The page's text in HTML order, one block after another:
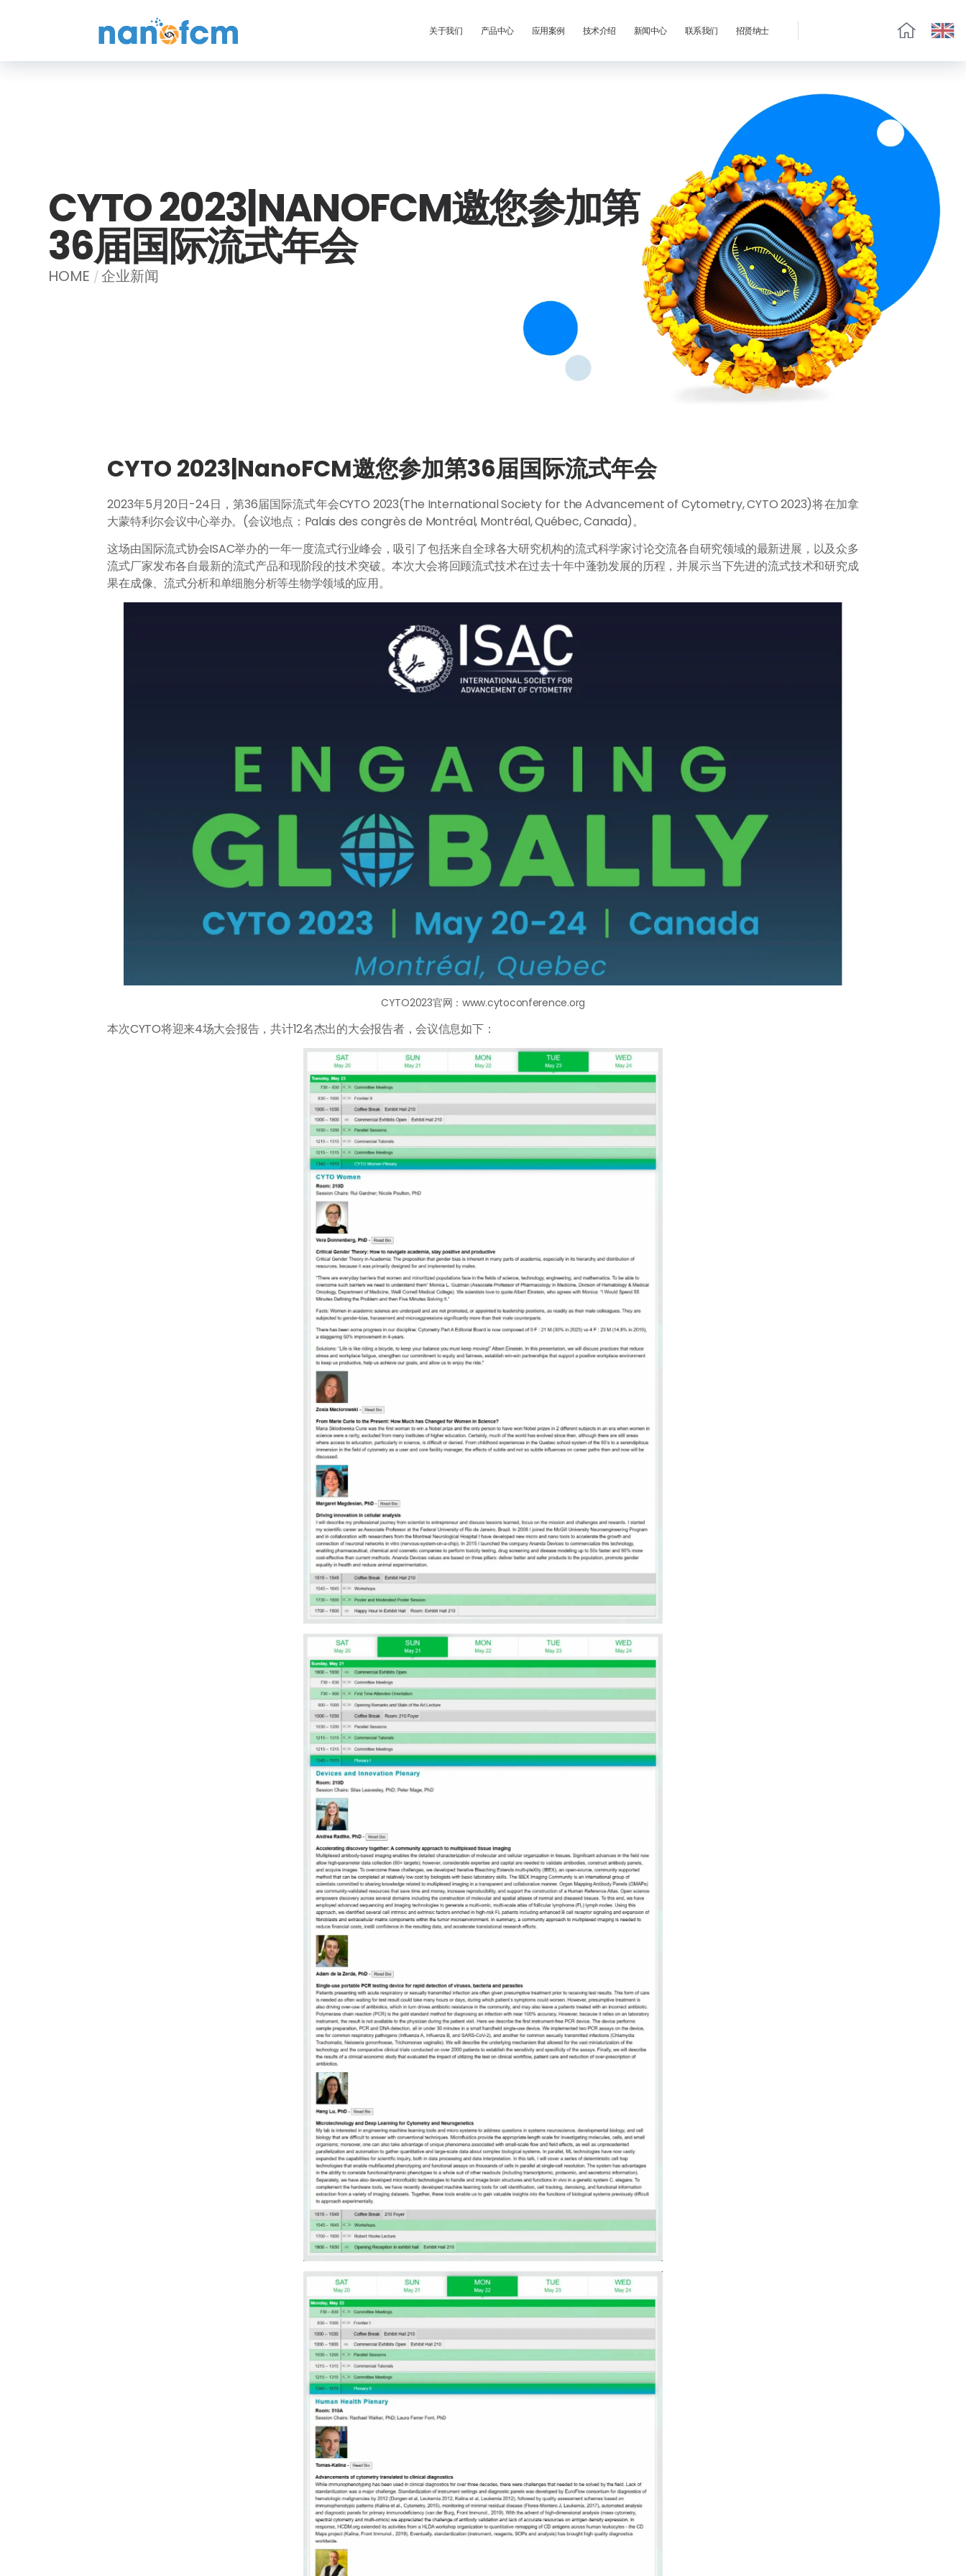
关于我们 产品中心 应用案例 技术介绍 新闻中心 联系我们 招贤纳士
CYTO 2023|NANOFCM邀您参加第
36届国际流式年会
HOME 企业新闻
CYTO 2023|NanoFCM邀您参加第36届国际流式年会
2023年5月20日-24日，第36届国际流式年会CYTO 2023(The International Society for the Advancement of Cytometry, CYTO 2023)将在加拿
大蒙特利尔会议中心举办。(会议地点：Palais des congrès de Montréal, Montréal, Québec, Canada)。
这场由国际流式协会ISAC举办的一年一度流式行业峰会，吸引了包括来自全球各大研究机构的流式科学家讨论交流各自研究领域的最新进展，以及众多
流式厂家发布各自最新的流式产品和现阶段的技术突破。本次大会将回顾流式技术在过去十年中蓬勃发展的历程，并展示当下先进的流式技术和研究成
果在成像、流式分析和单细胞分析等生物学领域的应用。
CYTO2023官网： www.cytoconference.org
本次CYTO将迎来4场大会报告，共计12名杰出的大会报告者，会议信息如下：